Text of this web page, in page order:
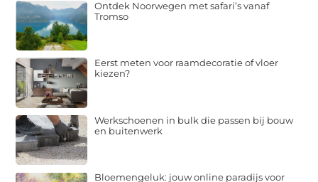
Ontdek Noorwegen met safari’s vanaf
Tromso
Eerst meten voor raamdecoratie of vloer
kiezen?
Werkschoenen in bulk die passen bij bouw
en buitenwerk
Bloemengeluk: jouw online paradijs voor